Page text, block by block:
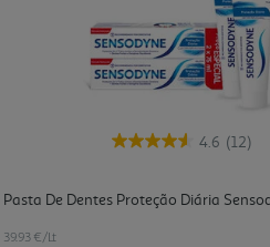
4.6 (12)
Pasta De Dentes Proteção Diária
39.93 €/Lt